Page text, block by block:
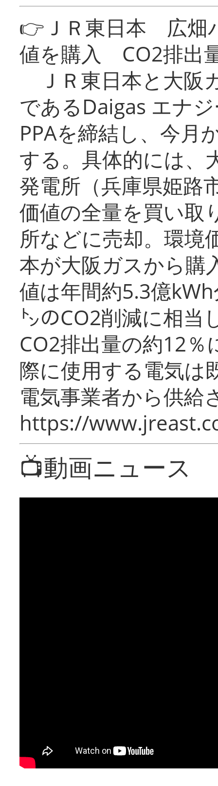
👉ＪＲ東日本 広畑
値を購入 CO2排出
ＪＲ東日本と大阪
であるDaigas エナ
PPAを締結し、今月
する。具体的には、
発電所（兵庫県姫路
価値の全量を買い取
所などに売却。環境
本が大阪ガスから購
値は年間約5.3億
㌧のCO2削減に相当
CO2排出量の約12％
際に使用する電気は
電気事業者から供給
https://
📺動画ニュース